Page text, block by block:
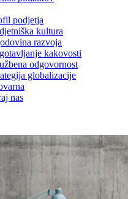
podjetja
kultura
razvoja
kakovosti
odgovornost
globalizacije
nas